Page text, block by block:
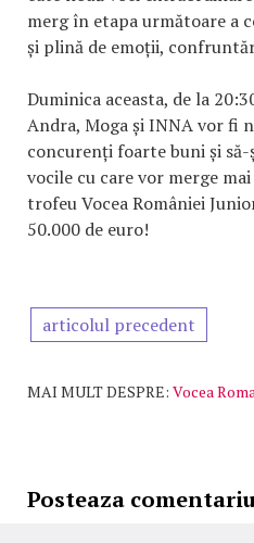
merg în etapa următoare a
și plină de emoții,
Duminica aceasta, de la
Andra, Moga și INNA vor fi
concurenți foarte buni și
vocile cu care vor merge
trofeu Vocea României
50.000 de euro!
articolul precedent
MAI MULT DESPRE: Vocea
Posteaza